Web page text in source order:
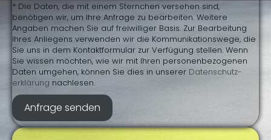
* Die Daten, die mit einem Sternchen versehen sind,
benötigen wir, um Ihre Anfrage zu bearbeiten. Weitere
Angaben machen Sie auf freiwilliger Basis. Zur Bearbeitung
Ihres Anliegens verwenden wir die Kommunikationswege, die
Sie uns in dem Kontaktformular zur Verfügung stellen. Wenn
Sie wissen möchten, wie wir mit Ihren personenbezogenen
Daten umgehen, können Sie dies in unserer Daten­schutz­
erklärung nachlesen.